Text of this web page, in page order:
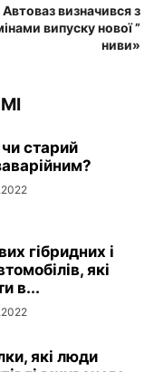
Автоваз визначився з
випуску нової ”
ниви»
старий
гібридних і
які
в...
які люди